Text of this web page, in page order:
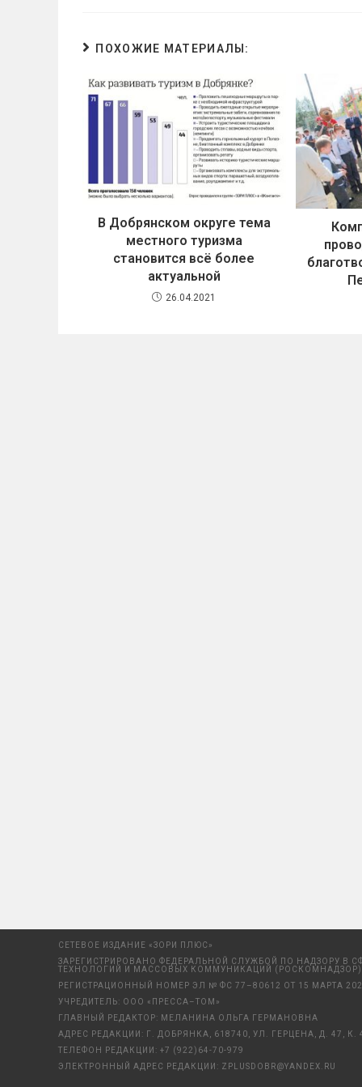
ПОХОЖИЕ МАТЕРИАЛЫ:
В Добрянском округе тема
местного туризма
становится всё более
актуальной
26.04.2021
СЕТЕВОЕ ИЗДАНИЕ «ЗОРИ ПЛЮС»
ЗАРЕГИСТРИРОВАНО ФЕДЕРАЛЬНОЙ СЛУЖБОЙ ПО НАДЗОРУ В
ТЕХНОЛОГИЙ И МАССОВЫХ КОММУНИКАЦИЙ (РОСКОМНАДЗОР)
РЕГИСТРАЦИОННЫЙ НОМЕР ЭЛ № ФС 77–80612 ОТ 15 МАРТА
УЧРЕДИТЕЛЬ: ООО «ПРЕССА–ТОМ»
ГЛАВНЫЙ РЕДАКТОР: МЕЛАНИНА ОЛЬГА ГЕРМАНОВНА
АДРЕС РЕДАКЦИИ: Г. ДОБРЯНКА, 618740, УЛ. ГЕРЦЕНА, Д. 47, К.
ТЕЛЕФОН РЕДАКЦИИ: +7 (922)64-70-979
ЭЛЕКТРОННЫЙ АДРЕС РЕДАКЦИИ: ZPLUSDOBR@YANDEX.RU